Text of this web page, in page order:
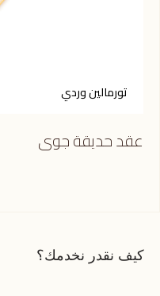
تورمالين وردي
عقد حديقة جوى
كيف نقدر نخدمك؟